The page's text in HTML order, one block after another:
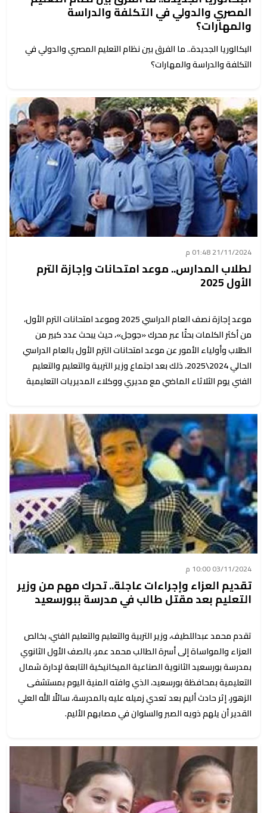
المصري والدولي في التكلفة والدراسة
والمهارات؟
البكالوريا الجديدة.. ما الفرق بين نظام التعليم المصري والدولي في
التكلفة والدراسة والمهارات؟
21/11/2024 01:48 م
لطلاب المدارس.. موعد امتحانات وإجازة الترم
الأول 2025
موعد إجازة نصف العام الدراسي 2025 وموعد امتحانات الترم الأول،
من أكثر الكلمات بحثًا عبر محرك «جوجل»، حيث يبحث عدد كبير من
الطلاب وأولياء الأمور عن موعد امتحانات الترم الأول بالعام الدراسي
الحالي 2024\2025، ذلك بعد اجتماع وزير التربية والتعليم والتعليم
الفني يوم الثلاثاء الماضي مع مديري ووكلاء المديريات التعليمية
03/11/2024 10:00 م
تقديم العزاء وإجراءات عاجلة.. تحرك مهم من وزير
التعليم بعد مقتل طالب في مدرسة ببورسعيد
تقدم محمد عبداللطيف، وزير التربية والتعليم والتعليم الفني، بخالص
العزاء والمواساة إلى أسرة الطالب محمد عمر، بالصف الأول الثانوي
بمدرسة بورسعيد الثانوية الصناعية الميكانيكية التابعة لإدارة شمال
التعليمية بمحافظة بورسعيد، الذي وافته المنية اليوم بمستشفى
الزهور، إثر حادث أليم بعد تعدي زميله عليه بالمدرسة، سائلًا الله العلي
القدير أن يلهم ذويه الصبر والسلوان في مصابهم الأليم.